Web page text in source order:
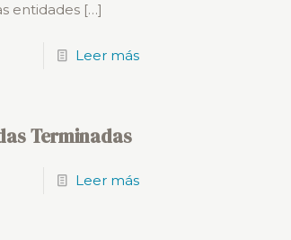
entidades […]
Leer más
Terminadas
Leer más